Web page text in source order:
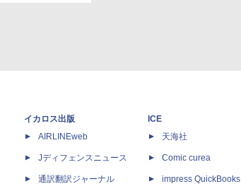
イカロス出版
AIRLINEweb
Jディフェンスニュース
通訳翻訳ジャーナル
ICE
天海社
Comic curea
impress QuickBooks